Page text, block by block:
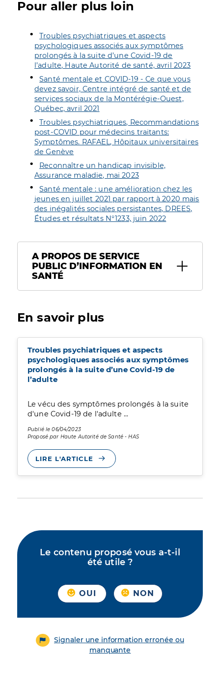
Pour aller plus loin
Troubles psychiatriques et aspects
psychologiques associés aux symptômes
prolongés à la suite d’une Covid-19 de
l’adulte, Haute Autorité de santé, avril 2023
Santé mentale et COVID-19 - Ce que vous
devez savoir, Centre intégré de santé et de
services sociaux de la Montérégie-Ouest,
Québec, avril 2021
Troubles psychiatriques, Recommandations
post-COVID pour médecins traitants:
Symptômes. RAFAEL, Hôpitaux universitaires
de Genève
Reconnaître un handicap invisible,
Assurance maladie, mai 2023
Santé mentale : une amélioration chez les
jeunes en juillet 2021 par rapport à 2020 mais
des inégalités sociales persistantes, DREES,
Études et résultats N°1233, juin 2022
A PROPOS DE SERVICE
PUBLIC D’INFORMATION EN
SANTÉ
En savoir plus
Troubles psychiatriques et aspects
psychologiques associés aux symptômes
prolongés à la suite d’une Covid-19 de
l’adulte
Le vécu des symptômes prolongés à la suite
d'une Covid-19 de l'adulte ...
Publié le 06/04/2023
Proposé par Haute Autorité de Santé - HAS
LIRE L'ARTICLE
Le contenu proposé vous a-t-il
été utile ?
OUI NON
Signaler une information erronée ou
manquante